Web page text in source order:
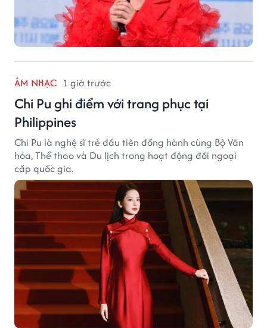
cấp quốc gia.
PHIM ẢNH 1 giờ trước
7 phim ngôn tình lãng mạn càng xem
càng cuốn
Nếu yêu thích những bộ phim ngôn tình ngọt ngào, hài
hước và không quá ngược tâm, danh sách 7 tác phẩm
dưới đây là lựa chọn đáng để thưởng thức.